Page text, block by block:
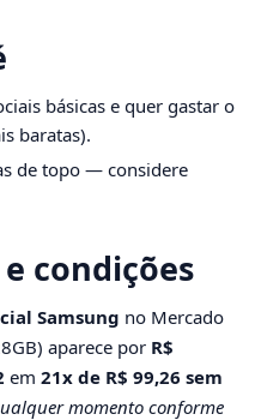
básicas e quer gastar o
baratas).
de topo — considere
condições
Samsung no Mercado
aparece por R$
em 21x de R$ 99,26 sem
momento conforme